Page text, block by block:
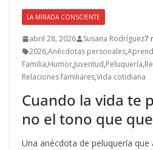
LA MIRADA CONSCIENTE
abril 28, 2026 Susana Rodríguez7
2026,Anécdotas personales,
Familia,Humor,Juventud,Peluquería,
Relaciones familiares,Vida cotidiana
Cuando la vida te
no el tono que
Una anécdota de peluquería